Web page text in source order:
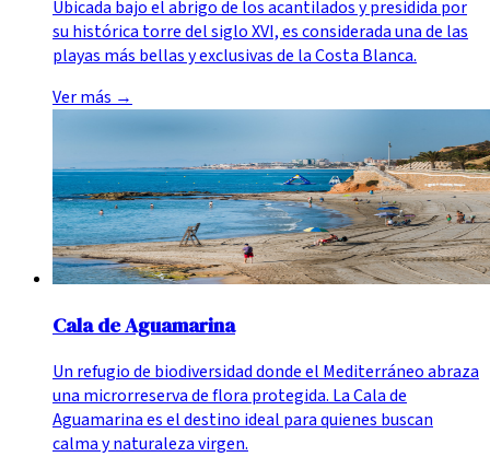
Ubicada bajo el abrigo de los acantilados y presidida por
su histórica torre del siglo XVI, es considerada una de las
playas más bellas y exclusivas de la Costa Blanca.
Ver más →
Cala de Aguamarina
Un refugio de biodiversidad donde el Mediterráneo abraza
una microrreserva de flora protegida. La Cala de
Aguamarina es el destino ideal para quienes buscan
calma y naturaleza virgen.